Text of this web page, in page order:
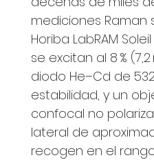
mediciones Raman
Horiba LabRAM
se excitan al 8 %
diodo He–Cd de
estabilidad, y un
confocal no
lateral de
recogen en el